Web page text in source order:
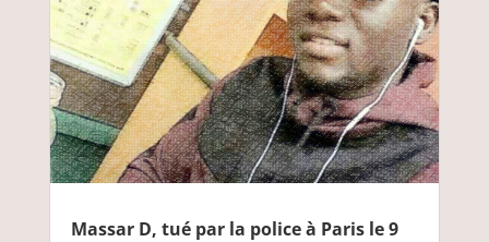
Massar D, tué par la police à Paris le 9